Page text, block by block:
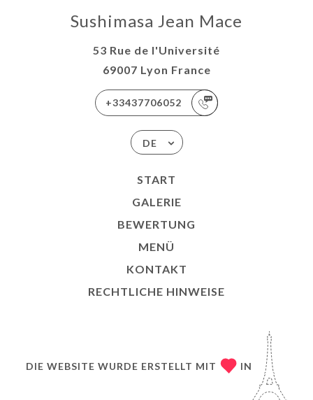
Sushimasa Jean Mace
53 Rue de l'Université
69007 Lyon France
+33437706052
DE
START
GALERIE
BEWERTUNG
MENÜ
KONTAKT
RECHTLICHE HINWEISE
DIE WEBSITE WURDE ERSTELLT MIT IN